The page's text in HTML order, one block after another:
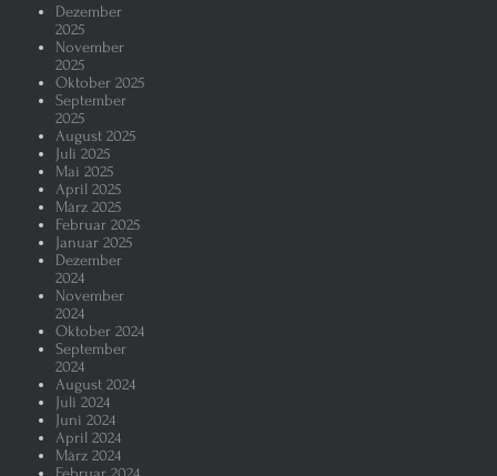
Dezember
2025
November
2025
Oktober 2025
September
2025
August 2025
Juli 2025
Mai 2025
April 2025
März 2025
Februar 2025
Januar 2025
Dezember
2024
November
2024
Oktober 2024
September
2024
August 2024
Juli 2024
Juni 2024
April 2024
März 2024